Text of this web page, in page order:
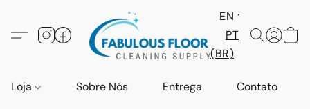
EN
PT
(BR)
Loja Sobre Nós Entrega Contato